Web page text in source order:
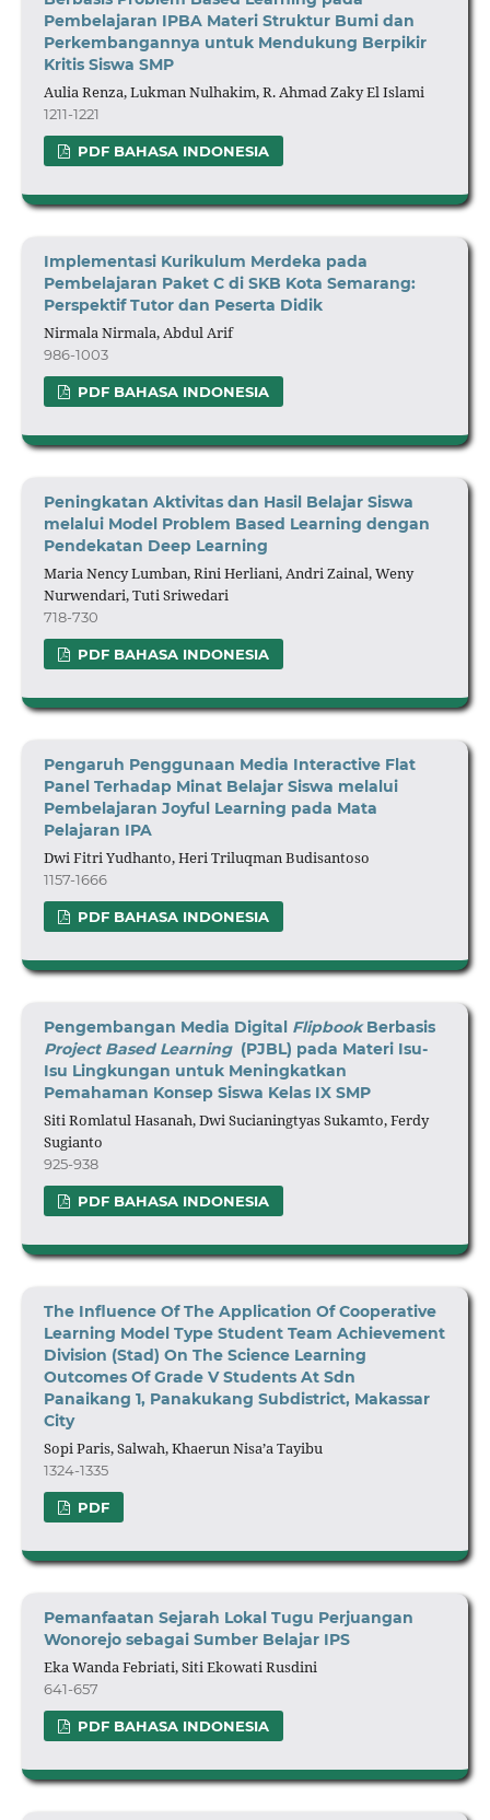
Pembelajaran IPBA Materi Struktur Bumi dan
Perkembangannya untuk Mendukung Berpikir
Kritis Siswa SMP
Aulia Renza, Lukman Nulhakim, R. Ahmad Zaky El Islami
1211-1221
PDF BAHASA INDONESIA
Implementasi Kurikulum Merdeka pada
Pembelajaran Paket C di SKB Kota Semarang:
Perspektif Tutor dan Peserta Didik
Nirmala Nirmala, Abdul Arif
986-1003
PDF BAHASA INDONESIA
Peningkatan Aktivitas dan Hasil Belajar Siswa
melalui Model Problem Based Learning dengan
Pendekatan Deep Learning
Maria Nency Lumban, Rini Herliani, Andri Zainal, Weny
Nurwendari, Tuti Sriwedari
718-730
PDF BAHASA INDONESIA
Pengaruh Penggunaan Media Interactive Flat
Panel Terhadap Minat Belajar Siswa melalui
Pembelajaran Joyful Learning pada Mata
Pelajaran IPA
Dwi Fitri Yudhanto, Heri Triluqman Budisantoso
1157-1666
PDF BAHASA INDONESIA
Pengembangan Media Digital FlipbookBerbasis
Project Based Learning (PJBL) pada Materi Isu-
Isu Lingkungan untuk Meningkatkan
Pemahaman Konsep Siswa Kelas IX SMP
Siti Romlatul Hasanah, Dwi Sucianingtyas Sukamto, Ferdy
Sugianto
925-938
PDF BAHASA INDONESIA
The Influence Of The Application Of Cooperative
Learning Model Type Student Team Achievement
Division (Stad) On The Science Learning
Outcomes Of Grade V Students At Sdn
Panaikang 1, Panakukang Subdistrict, Makassar
City
Sopi Paris, Salwah, Khaerun Nisa’a Tayibu
1324-1335
PDF
Pemanfaatan Sejarah Lokal Tugu Perjuangan
Wonorejo sebagai Sumber Belajar IPS
Eka Wanda Febriati, Siti Ekowati Rusdini
641-657
PDF BAHASA INDONESIA